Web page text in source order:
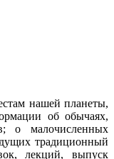
нашей планеты,
об обычаях,
о малочисленных
традиционный
лекций, выпуск